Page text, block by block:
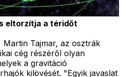
eltorzítja a téridőt
Martin Tajmar, az osztrák
cég részéről olyan
a gravitáció
kilövését. "Egyik javaslat